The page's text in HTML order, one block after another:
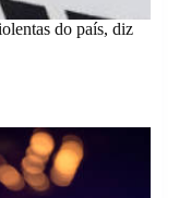
do país, diz